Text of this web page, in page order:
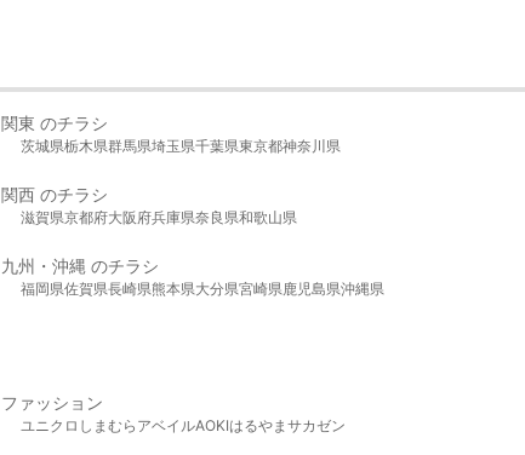
関東 のチラシ
茨城県栃木県群馬県埼玉県千葉県東京都神奈川県
関西 のチラシ
滋賀県京都府大阪府兵庫県奈良県和歌山県
九州・沖縄 のチラシ
福岡県佐賀県長崎県熊本県大分県宮崎県鹿児島県沖縄県
ファッション
ユニクロ しまむら アベイルAOKIはるやま サカゼン